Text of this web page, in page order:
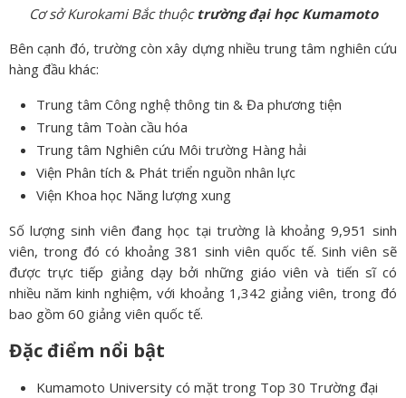
Cơ sở Kurokami Bắc thuộc trường đại học Kumamoto
Bên cạnh đó, trường còn xây dựng nhiều trung tâm nghiên cứu
hàng đầu khác:
Trung tâm Công nghệ thông tin & Đa phương tiện
Trung tâm Toàn cầu hóa
Trung tâm Nghiên cứu Môi trường Hàng hải
Viện Phân tích & Phát triển nguồn nhân lực
Viện Khoa học Năng lượng xung
Số lượng sinh viên đang học tại trường là khoảng 9,951 sinh
viên, trong đó có khoảng 381 sinh viên quốc tế. Sinh viên sẽ
được trực tiếp giảng dạy bởi những giáo viên và tiến sĩ có
nhiều năm kinh nghiệm, với khoảng 1,342 giảng viên, trong đó
bao gồm 60 giảng viên quốc tế.
Đặc điểm nổi bật
Kumamoto University có mặt trong Top 30 Trường đại